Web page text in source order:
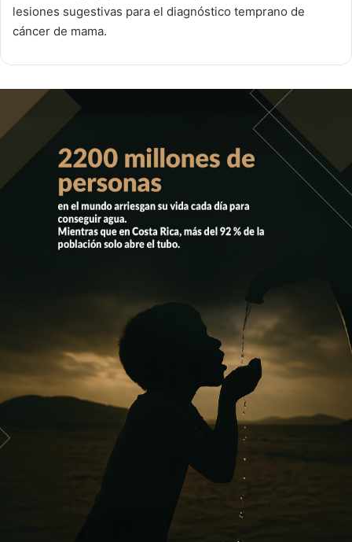
lesiones sugestivas para el diagnóstico temprano de
cáncer de mama.